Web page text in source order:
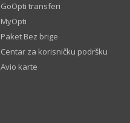
GoOpti transferi
MyOpti
Paket Bez brige
Centar za korisničku podršku
Avio karte